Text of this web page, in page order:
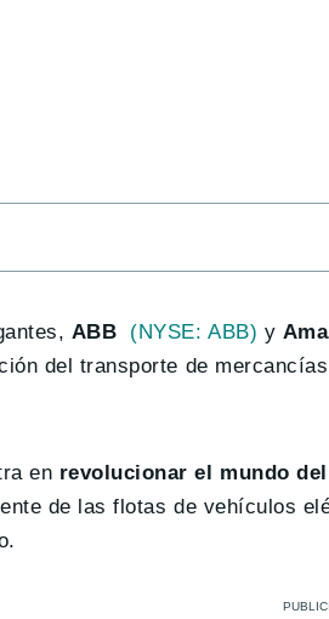
ABB (NYSE: ABB) y
del transporte de
en revolucionar el mundo
de las flotas de vehículos